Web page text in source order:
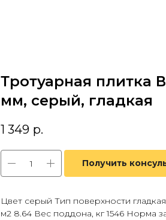
Тротуарная плитка
мм, серый, гладкая
1 349 р.
Получить
Цвет серый Тип поверхности
м2 8.64 Вес поддона, кг 1546 Норма